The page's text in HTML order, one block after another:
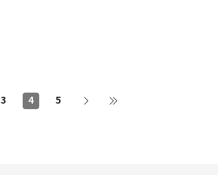
3 4 5